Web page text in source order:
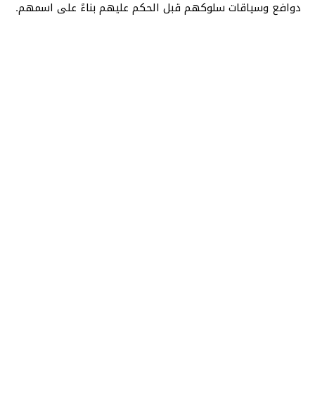
دوافع وسياقات سلوكهم قبل الحكم عليهم بناءً على اسمهم.